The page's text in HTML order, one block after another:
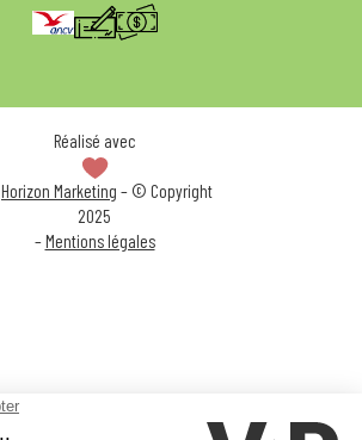
Réalisé avec
Horizon Marketing – © Copyright
2025
–Mentions légales